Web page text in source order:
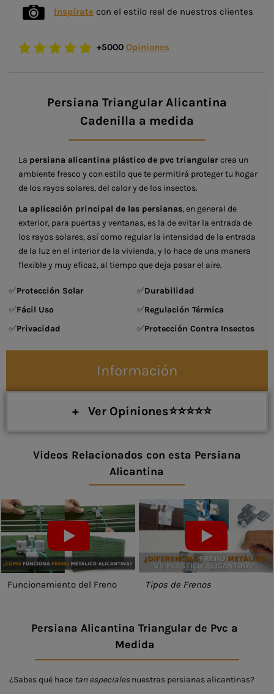
Inspírate con el estilo real de nuestros clientes
+5000 Opiniones
Persiana Triangular Alicantina
Cadenilla a medida
La persiana alicantina plásticode pvc triangularcrea un
ambiente fresco y con estilo que te permitirá proteger tu hogar
de los rayos solares, del calor y de los insectos.
La aplicación principal de las persianas, en general de
exterior, para puertas y ventanas, es la de evitar la entrada de
los rayos solares, así como regular la intensidad de la entrada
de la luz en el interior de la vivienda, y lo hace de una manera
flexible y muy eficaz, al tiempo que deja pasar el aire.
✅Protección Solar ✅Durabilidad
✅Fácil Uso ✅Regulación Térmica
✅Privacidad ✅Protección Contra Insectos
Información
+ Ver Opiniones⭐⭐⭐⭐⭐
Videos Relacionados con esta Persiana
Alicantina
Funcionamiento del Freno Tipos de Frenos
Persiana Alicantina Triangular de Pvc a
Medida
¿Sabes qué hace tan especialesnuestras persianas alicantinas?